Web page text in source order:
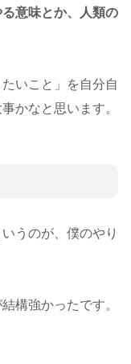
意味とか、人類の
いこと」を自分自
かなと思います。
うのが、僕のやり
構強かったです。